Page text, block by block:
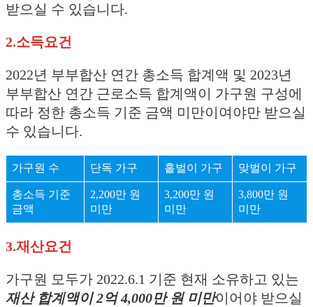
받으실 수 있습니다.
2.소득요건
2022년 부부합산 연간 총소득 합계액 및 2023년
부부합산 연간 근로소득 합계액이 가구원 구성에
따라 정한 총소득 기준 금액 미만이여야만 받으실
수 있습니다.
가구원 수 단독 가구 홑벌이 가구 맞벌이 가구
총소득 기준
금액
2,200만 원
미만
3,200만 원
미만
3,800만 원
미만
3.재산요건
가구원 모두가 2022.6.1 기준 현재 소유하고 있는
재산 합계액이 2억 4,000만 원 미만이어야 받으실